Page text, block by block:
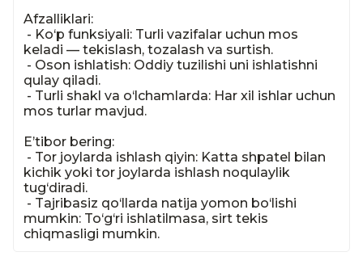
Afzalliklari:
keladi — tekislash, tozalash va surtish.
qulay qiladi.
mos turlar mavjud.
E’tibor bering:
kichik yoki tor joylarda ishlash noqulaylik
tug‘diradi.
mumkin: To‘g‘ri ishlatilmasa, sirt tekis
chiqmasligi mumkin.